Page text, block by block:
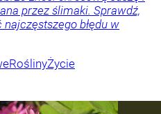
przez ślimaki. Sprawdź,
błędu w
RoślinyŻycie